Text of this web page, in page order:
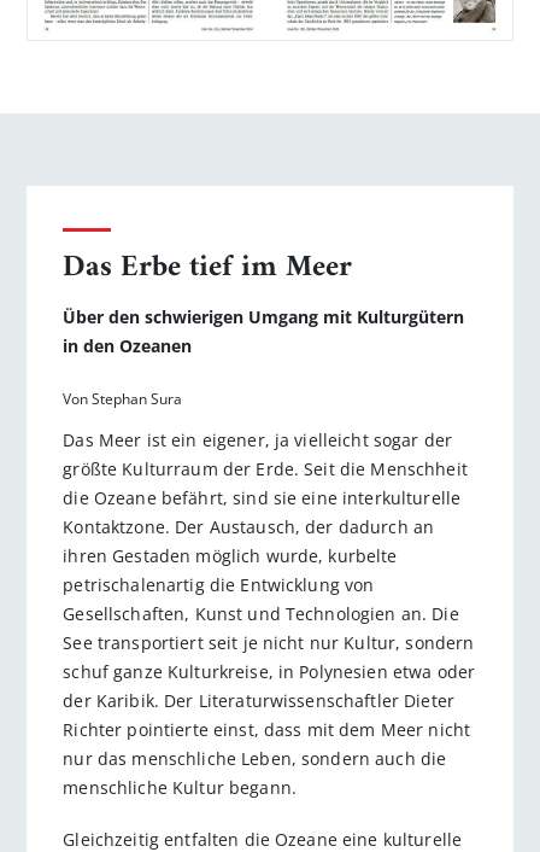
Das Erbe tief im Meer
Über den schwierigen Umgang mit Kulturgütern
in den Ozeanen
Von Stephan Sura
Das Meer ist ein eigener, ja vielleicht sogar der
größte Kulturraum der Erde. Seit die Menschheit
die Ozeane befährt, sind sie eine interkulturelle
Kontakt­zone. Der Austausch, der dadurch an
ihren Gestaden möglich wurde, kurbelte
petrischalenartig die Entwicklung von
Gesellschaften, Kunst und Technologien an. Die
See transportiert seit je nicht nur Kultur, sondern
schuf ganze Kulturkreise, in Polynesien etwa oder
der Karibik. Der Literaturwissenschaftler Dieter
Richter pointierte einst, dass mit dem Meer nicht
nur das menschliche Leben, sondern auch die
menschliche Kultur begann.
Gleichzeitig entfalten die Ozeane eine kulturelle